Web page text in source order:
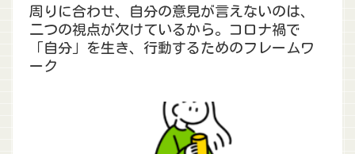
周りに合わせ、自分の意見が言えないのは、
二つの視点が欠けているから。コロナ禍で
「自分」を生き、行動するためのフレームワ
ーク